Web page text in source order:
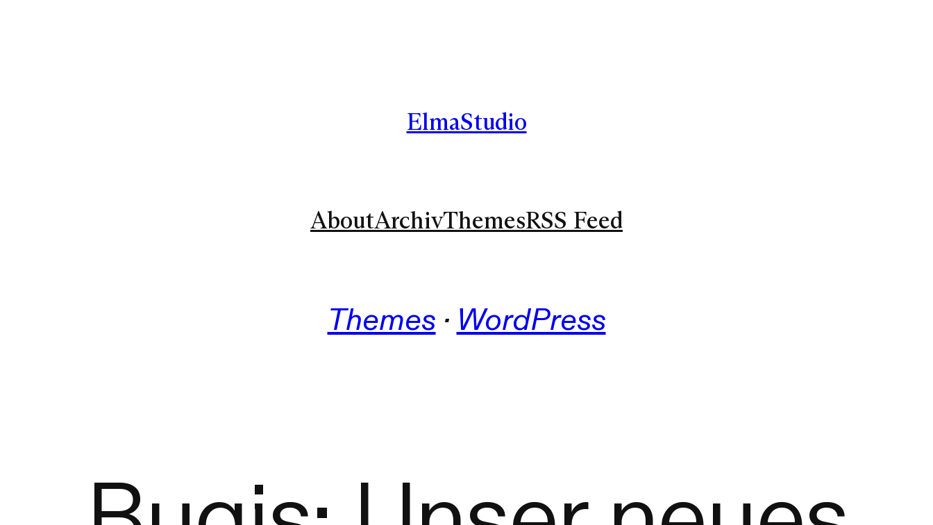
ElmaStudio
AboutArchivThemesRSS Feed
Themes · WordPress